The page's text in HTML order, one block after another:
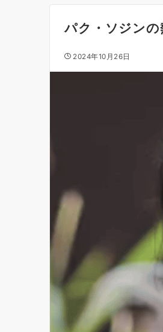
パク・ソジンの
2024年10月26日